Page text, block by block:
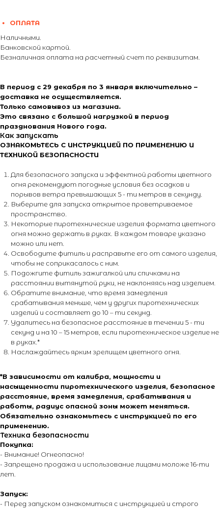
ОПЛАТА
Наличными.
Банковской картой.
Безналичная оплата на расчетный счет по реквизитам.
В период с 29 декабря по 3 января включительно –
доставка не осуществляется.
Только самовывоз из магазина.
Это связано с большой нагрузкой в период
празднования Нового года.
Как запускать
ОЗНАКОМЬТЕСЬ С ИНСТРУКЦИЕЙ ПО ПРИМЕНЕНИЮ И
ТЕХНИКОЙ БЕЗОПАСНОСТИ
Для безопасного запуска и эффектной работы цветного
огня рекомендуют погодные условия без осадков и
порывов ветра превышающих 5 - ти метров в секунду.
Выберите для запуска открытое проветриваемое
пространство.
Некоторые пиротехнические изделия формата цветного
огня можно держать в руках. В каждом товаре указано
можно или нет.
Освободите фитиль и расправьте его от самого изделия,
чтобы не соприкасалось с ним.
Подожгите фитиль зажигалкой или спичками на
расстоянии вытянутой руки, не наклоняясь над изделием.
Обратите внимание, что время замедления
срабатывания меньше, чем у других пиротехнических
изделий и составляет до 10 – ти секунд.
Удалитесь на безопасное расстояние в течении 5 - ти
секунд и на 10 – 15 метров, если пиротехническое изделие не
в руках.*
Наслаждайтесь ярким зрелищем цветного огня.
*В зависимости от калибра, мощности и
насыщенности пиротехнического изделия, безопасное
расстояние, время замедления, срабатывания и
работы, радиус опасной зоны может меняться.
Обязательно ознакомьтесь с инструкцией по его
применению.
Техника безопасности
Покупка:
- Внимание! Огнеопасно!
- Запрещено продажа и использование лицами моложе 16-ти
лет.
Запуск:
- Перед запуском ознакомиться с инструкцией и строго
+7 (495) 795-50-50
Адрес офиса: